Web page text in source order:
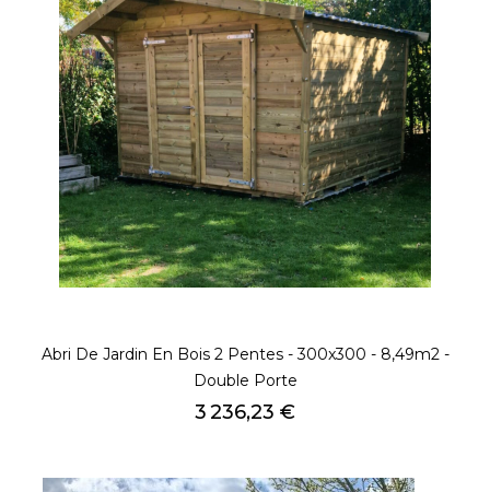
Abri De Jardin En Bois 2 Pentes - 300x300 - 8,49m2 -
Double Porte
Prix
3 236,23 €